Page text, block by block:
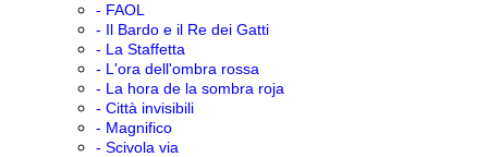
- FAOL
- Il Bardo e il Re dei Gatti
- La Staffetta
- L'ora dell'ombra rossa
- La hora de la sombra roja
- Città invisibili
- Magnifico
- Scivola via